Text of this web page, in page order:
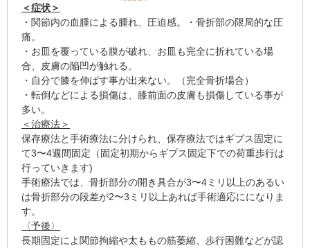
＜症状＞
・関節内の血腫による腫れ、圧迫感。・骨折部の限局的な圧
痛。
・お皿を覆っている膜が破れ、お皿も完全に折れている場
合、皮膚の陥凹が触れる。
・自分で膝を伸ばす事が出来ない。（完全骨折場合）
・転倒などによる損傷は、膝前面の皮膚も損傷している事が
多い。
＜治療法＞
保存療法と手術療法に分けられ、保存療法ではギプス固定に
て3〜4週間固定（固定初期からギプス固定下での荷重歩行は
行っていきます)
手術療法では、骨折部分の開き具合が3〜4ミリ以上のあるい
は骨折部分の段差が2〜3ミリ以上あれば手術適応にになりま
す。
〈予後〉
長期固定によ関節拘縮や太ももの筋萎縮、歩行困難などが認